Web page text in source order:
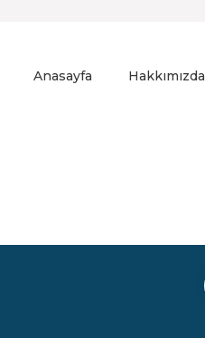
Anasayfa Hakkımızda